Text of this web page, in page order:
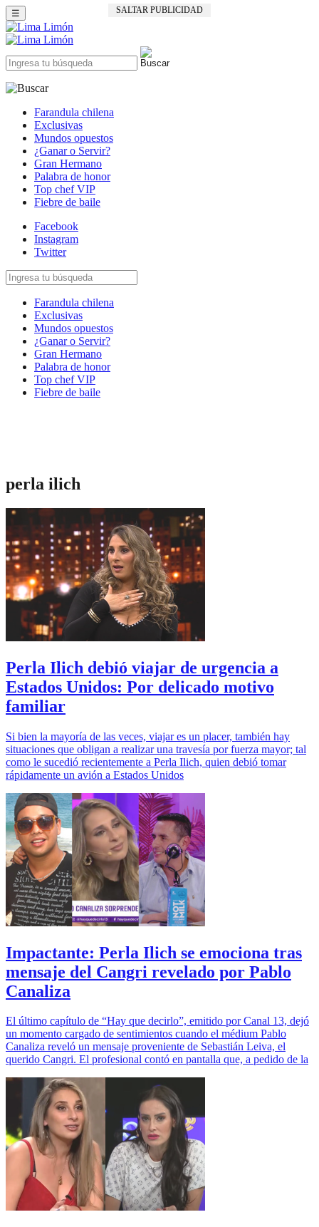
SALTAR PUBLICIDAD
☰
Farandula chilena
Exclusivas
Mundos opuestos
¿Ganar o Servir?
Gran Hermano
Palabra de honor
Top chef VIP
Fiebre de baile
Facebook
Instagram
Twitter
Farandula chilena
Exclusivas
Mundos opuestos
¿Ganar o Servir?
Gran Hermano
Palabra de honor
Top chef VIP
Fiebre de baile
perla ilich
Perla Ilich debió viajar de urgencia a
Estados Unidos: Por delicado motivo
familiar
Si bien la mayoría de las veces, viajar es un placer, también hay
situaciones que obligan a realizar una travesía por fuerza mayor; tal
como le sucedió recientemente a Perla Ilich, quien debió tomar
rápidamente un avión a Estados Unidos
Impactante: Perla Ilich se emociona tras
mensaje del Cangri revelado por Pablo
Canaliza
El último capítulo de “Hay que decirlo”, emitido por Canal 13, dejó
un momento cargado de sentimientos cuando el médium Pablo
Canaliza reveló un mensaje proveniente de Sebastián Leiva, el
querido Cangri. El profesional contó en pantalla que, a pedido de la